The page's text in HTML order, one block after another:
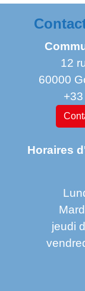
12
60000
Horaires
jeudi